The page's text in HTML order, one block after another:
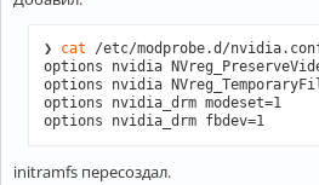
❯ cat /etc/modprobe.d/
options nvidia
options nvidia
options nvidia_drm modeset=1
options nvidia_drm fbdev=1
initramfs пересоздал.